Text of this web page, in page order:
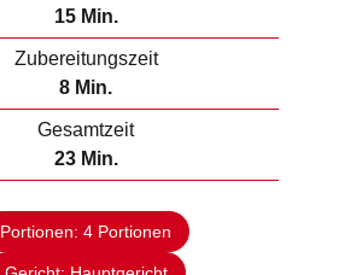
15M
i
t
e
Min.
Zubereitungszeit
8M
i
e
Min.
Gesamtzeit
23M
i
n
u
Min.
Portionen: 4 Portionen